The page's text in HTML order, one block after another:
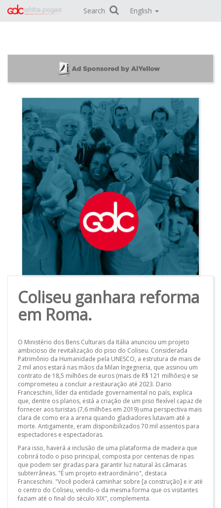
Search English
Coliseu ganhara reforma
em Roma.
O Ministério dos Bens Culturais da Itália anunciou um projeto
ambicioso de revitalização do piso do Coliseu. Considerada
Patrimônio da Humanidade pela UNESCO, a estrutura de mais de
2 mil anos estará nas mãos da Milan Ingegneria, que assinou um
contrato de 18,5 milhões de euros (mais de R$ 121 milhões) e se
comprometeu a concluir a restauração até 2023. Dario
Franceschini, líder da entidade governamental no país, explica
que, dentre os planos, está a criação de um piso flexível capaz de
fornecer aos turistas (7,6 milhões em 2019) uma perspectiva mais
clara de como era a arena quando gladiadores lutavam até a
morte. Antigamente, eram disponibilizados 70 mil assentos para
espectadores e espectadoras.
Para isso, haverá a inclusão de uma plataforma de madeira que
cobrirá todo o piso principal, composta por centenas de ripas
que podem ser giradas para garantir luz natural às câmaras
subterrâneas. "É um projeto extraordinário", destaca
Franceschini. "Você poderá caminhar sobre [a construção] e ir até
o centro do Coliseu, vendo-o da mesma forma que os visitantes
faziam até o final do século XIX", complementa.